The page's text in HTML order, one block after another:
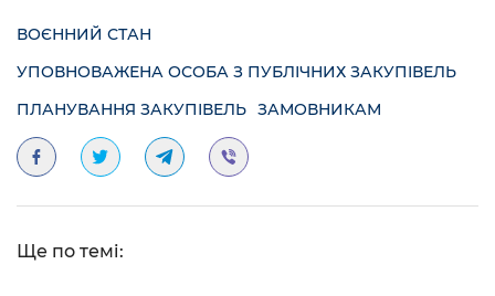
ВОЄННИЙ СТАН
УПОВНОВАЖЕНА ОСОБА З ПУБЛІЧНИХ ЗАКУПІВЕЛЬ
ПЛАНУВАННЯ ЗАКУПІВЕЛЬ ЗАМОВНИКАМ
Ще по темі: